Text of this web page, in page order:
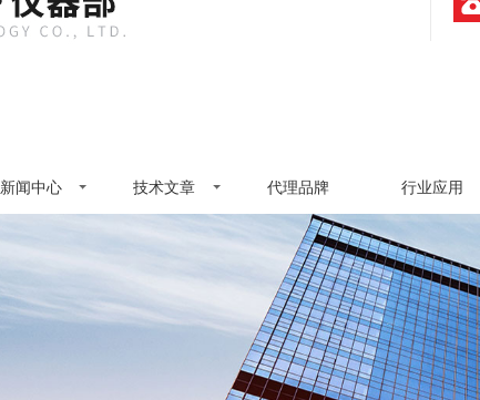
新闻中心 技术文章 代理品牌 行业应用